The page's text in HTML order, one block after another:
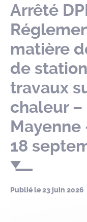
Arrêté
matière
de
travaux
chaleur
Mayenne
18
Publié le23 juin 2026